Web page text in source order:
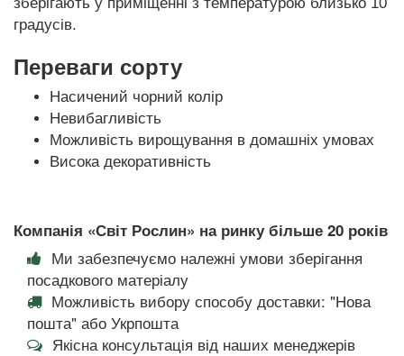
градусів.
Переваги сорту
Насичений чорний колір
Невибагливість
Можливість вирощування в домашніх умовах
Висока декоративність
Компанія «Світ Рослин» на ринку більше 20 років
Ми забезпечуємо належні умови зберігання
посадкового матеріалу
Можливість вибору способу доставки: "Нова
пошта" або Укрпошта
Якісна консультація від наших менеджерів